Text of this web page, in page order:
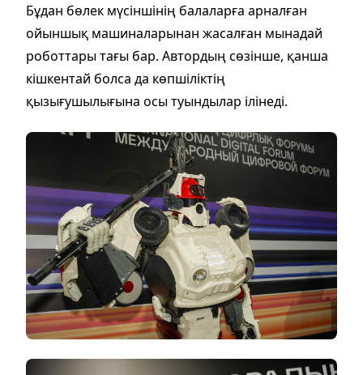
Бұдан бөлек мүсіншінің балаларға арналған
ойыншық машиналарынан жасалған мынадай
роботтары тағы бар. Автордың сөзінше, қанша
кішкентай болса да көпшіліктің
қызығушылығына осы туындылар ілінеді.